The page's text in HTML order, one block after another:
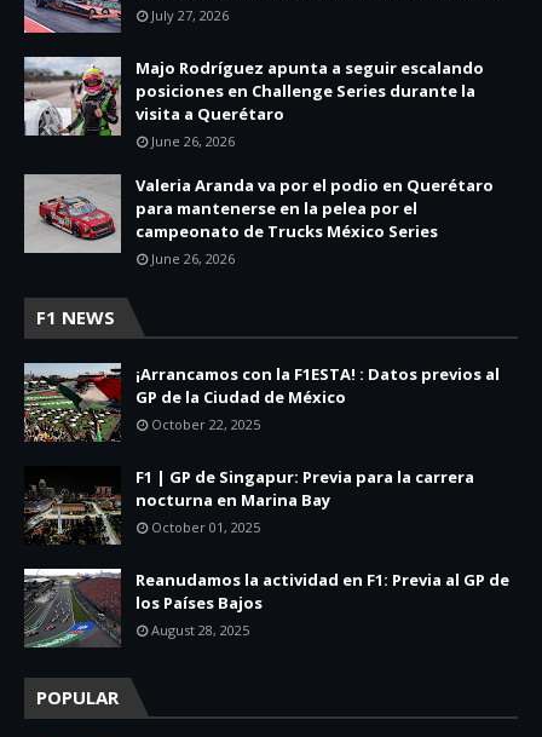
July 27, 2026
Majo Rodríguez apunta a seguir escalando
posiciones en Challenge Series durante la
visita a Querétaro
June 26, 2026
Valeria Aranda va por el podio en Querétaro
para mantenerse en la pelea por el
campeonato de Trucks México Series
June 26, 2026
F1 NEWS
¡Arrancamos con la F1ESTA! : Datos previos al
GP de la Ciudad de México
October 22, 2025
F1 | GP de Singapur: Previa para la carrera
nocturna en Marina Bay
October 01, 2025
Reanudamos la actividad en F1: Previa al GP de
los Países Bajos
August 28, 2025
POPULAR